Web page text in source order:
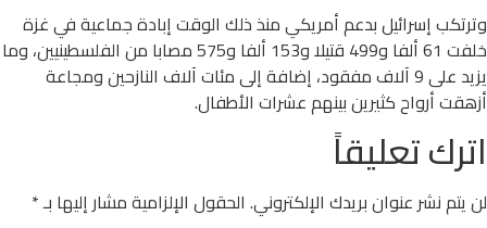
وترتكب إسرائيل بدعم أمريكي منذ ذلك الوقت إبادة جماعية في غزة
خلفت 61 ألفا و499 قتيلا و153 ألفا و575 مصابا من الفلسطينيين، وما
يزيد على 9 آلاف مفقود، إضافة إلى مئات آلاف النازحين ومجاعة
أزهقت أرواح كثيرين بينهم عشرات الأطفال.
اترك تعليقاً
لن يتم نشر عنوان بريدك الإلكتروني. الحقول الإلزامية مشار إليها بـ*